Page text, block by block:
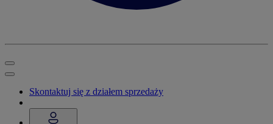
Skontaktuj się z działem sprzedaży